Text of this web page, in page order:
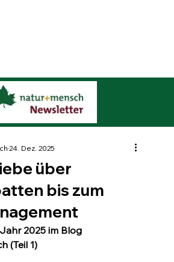
über
bis zum
24. Dez. 2025
2025 im Blog
(Teil 1)